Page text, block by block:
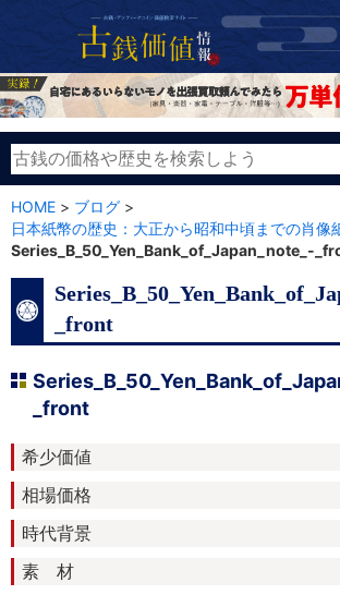
HOME > ブログ >
日本紙幣の歴史：大正から昭和中頃までの肖像
Series_B_50_Yen_Bank_of_Japan_note_-
_front
_front
希少価値
相場価格
時代背景
素 材